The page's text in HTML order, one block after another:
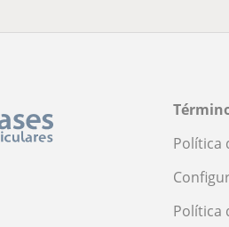
Política
Política